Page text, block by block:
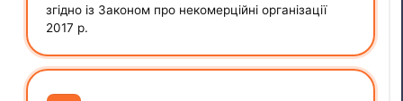
згідно із Законом про некомерційні організації
2017 р.